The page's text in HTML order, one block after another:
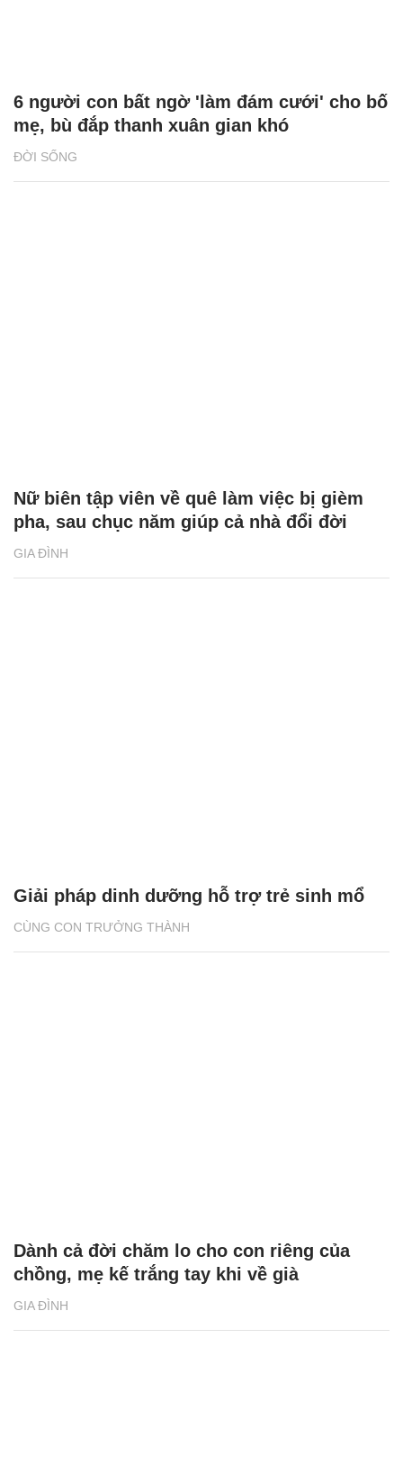
ĐỜI SỐNG
6 người con bất ngờ 'làm đám cưới' cho bố
mẹ, bù đắp thanh xuân gian khó
GIA ĐÌNH
Nữ biên tập viên về quê làm việc bị gièm
pha, sau chục năm giúp cả nhà đổi đời
CÙNG CON TRƯỞNG THÀNH
Giải pháp dinh dưỡng hỗ trợ trẻ sinh mổ
GIA ĐÌNH
Dành cả đời chăm lo cho con riêng của
chồng, mẹ kế trắng tay khi về già